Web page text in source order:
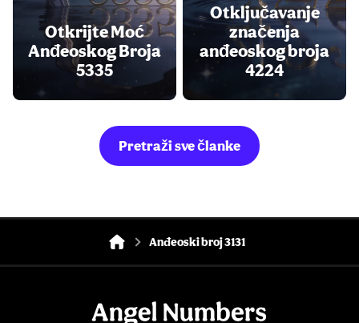
Otkrijte Moć
Anđeoskog Broja
5335
Otključavanje
značenja
anđeoskog broja
4224
Pretraži sve članke
Anđeoski broj 3131